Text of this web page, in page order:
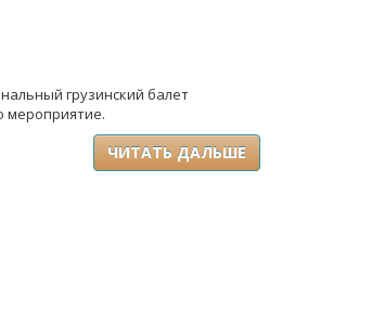
грузинский балет
мероприятие.
ЧИТАТЬ ДАЛЬШЕ